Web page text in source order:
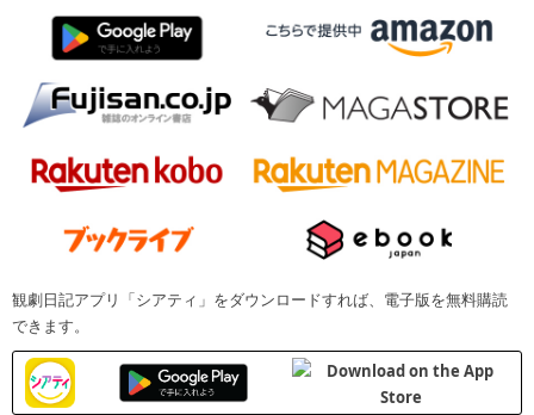
観劇日記アプリ「シアティ」をダウンロードすれば、電子版を無料購読
できます。